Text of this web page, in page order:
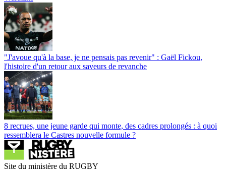
"J'avoue qu'à la base, je ne pensais pas revenir" : Gaël Fickou,
l'histoire d'un retour aux saveurs de revanche
8 recrues, une jeune garde qui monte, des cadres prolongés : à quoi
ressemblera le Castres nouvelle formule ?
Site du ministère du RUGBY